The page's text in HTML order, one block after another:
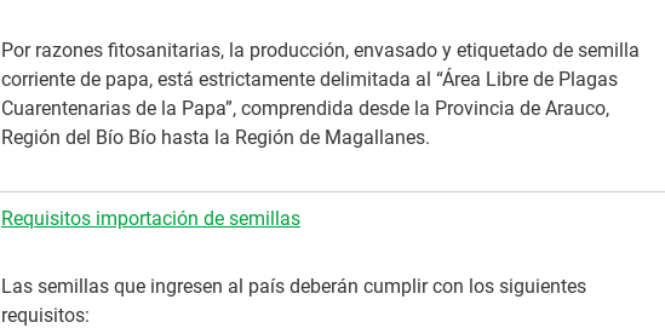
Por razones fitosanitarias, la producción, envasado y etiquetado de semilla
corriente de papa, está estrictamente delimitada al “Área Libre de Plagas
Cuarentenarias de la Papa”, comprendida desde la Provincia de Arauco,
Región del Bío Bío hasta la Región de Magallanes.
Requisitos importación de semillas
Las semillas que ingresen al país deberán cumplir con los siguientes
requisitos: